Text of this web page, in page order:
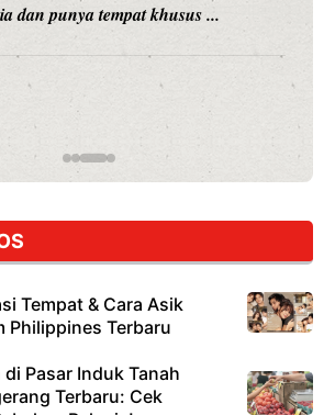
dan punya tempat khusus ...
Tempat & Cara Asik
Philippines Terbaru
di Pasar Induk Tanah
Terbaru: Cek